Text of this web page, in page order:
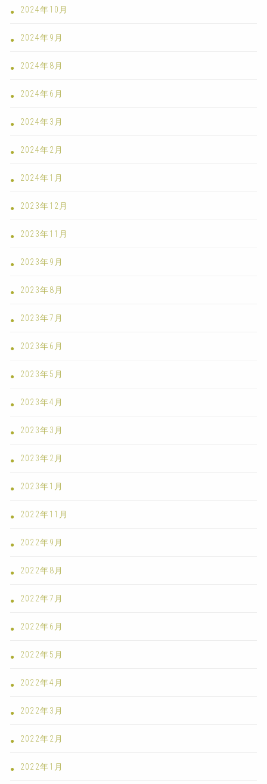
2024年10月
2024年9月
2024年8月
2024年6月
2024年3月
2024年2月
2024年1月
2023年12月
2023年11月
2023年9月
2023年8月
2023年7月
2023年6月
2023年5月
2023年4月
2023年3月
2023年2月
2023年1月
2022年11月
2022年9月
2022年8月
2022年7月
2022年6月
2022年5月
2022年4月
2022年3月
2022年2月
2022年1月